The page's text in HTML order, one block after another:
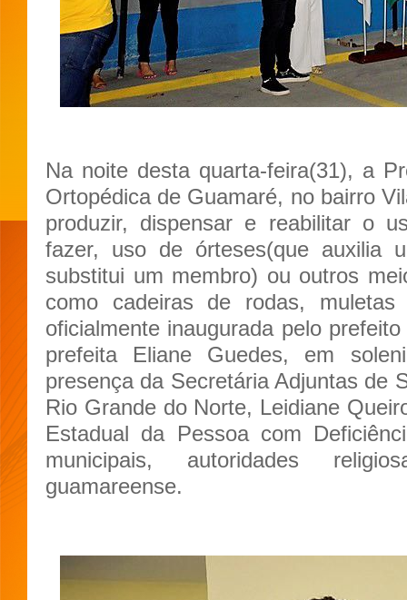
Na noite desta quarta-feira(31), a
Ortopédica de Guamaré, no bairro
produzir, dispensar e reabilitar o
fazer, uso de órteses(que auxilia
substitui um membro) ou outros
como cadeiras de rodas,
oficialmente inaugurada pelo
prefeita Eliane Guedes, em
presença da Secretária Adjuntas de
Rio Grande do Norte, Leidiane
Estadual da Pessoa com
municipais, autoridades
guamareense.